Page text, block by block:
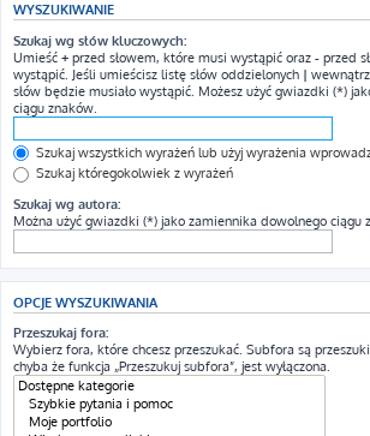
WYSZUKIWANIE
Szukaj wg słów kluczowych:
Umieść + przed słowem, które musi wystąpić oraz - przed
wystąpić. Jeśli umieścisz listę słów oddzielonych |
słów będzie musiało wystąpić. Możesz użyć gwiazdki (*)
ciągu znaków.
Szukaj wszystkich wyrażeń lub użyj wyrażenia
Szukaj któregokolwiek z wyrażeń
Szukaj wg autora:
Można użyć gwiazdki (*) jako zamiennika dowolnego ciągu
OPCJE WYSZUKIWANIA
Przeszukaj fora:
Wybierz fora, które chcesz przeszukać. Subfora są
chyba że funkcja „Przeszukuj subfora”, jest wyłączona.